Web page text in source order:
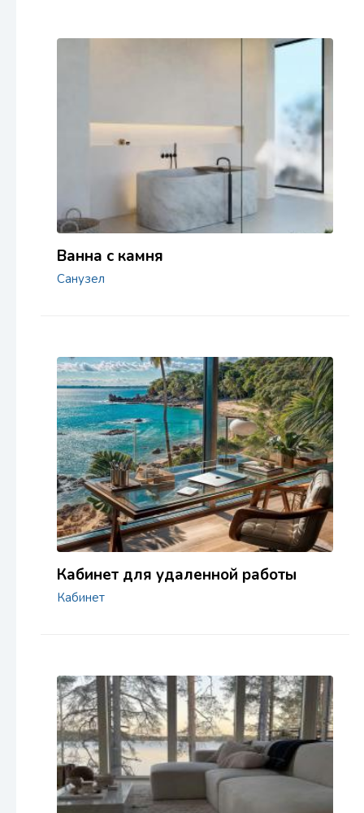
Ванна с камня
Санузел
Кабинет для удаленной работы
Кабинет